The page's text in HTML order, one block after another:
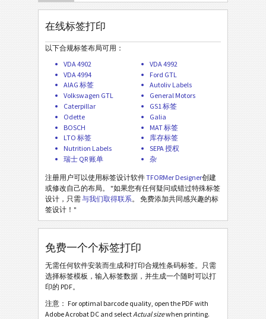
A Autoliv Labels
VW Volkswagen GTL
GM General Motors
CAT Caterpillar
GS1 GS1 标签
G Galia
B BOSCH
MAT MAT 标签
LTO
在线标签打印
以下合规标签布局可用：
VDA 4902
VDA 4992
VDA 4994
Ford GTL
AIAG 标签
Autoliv Labels
Volkswagen GTL
General Motors
Caterpillar
GS1 标签
Odette
Galia
BOSCH
MAT 标签
LTO 标签
库存标签
Nutrition Labels
SEPA 授权
瑞士 QR 账单
杂
注册用户可以使用标签设计软件TFORMer Designer创建
或修改自己的布局。 "如果您有任何疑问或错过特殊标签
设计，只需与我们取得联系 。 免费添加共同感兴趣的标
签设计！"
免费一个个标签打印
无需任何软件安装而生成和打印合规性条码标签。只需
选择标签模板，输入标签数据，并生成一个随时可以打
印的 PDF。
注意： For optimal barcode quality, open the PDF with
Adobe Acrobat DC and selectActual sizewhen printing.